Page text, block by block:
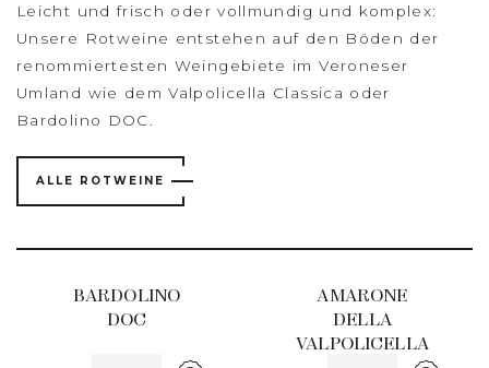
Leicht und frisch oder vollmundig und komplex:
Unsere Rotweine entstehen auf den Böden der
renommiertesten Weingebiete im Veroneser
Umland wie dem Valpolicella Classica oder
Bardolino DOC.
ALLE ROTWEINE
BARDOLINO
DOC
AMARONE
DELLA
VALPOLICELLA